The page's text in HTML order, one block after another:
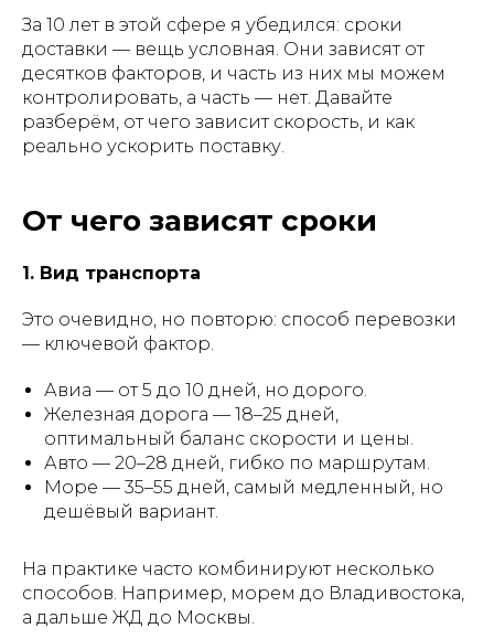
За 10 лет в этой сфере я убедился: сроки
доставки — вещь условная. Они зависят от
десятков факторов, и часть из них мы можем
контролировать, а часть — нет. Давайте
разберём, от чего зависит скорость, и как
реально ускорить поставку.
От чего зависят сроки
1. Вид транспорта
Это очевидно, но повторю: способ перевозки
— ключевой фактор.
Авиа — от 5 до 10 дней, но дорого.
Железная дорога — 18–25 дней,
оптимальный баланс скорости и цены.
Авто — 20–28 дней, гибко по маршрутам.
Море — 35–55 дней, самый медленный, но
дешёвый вариант.
На практике часто комбинируют несколько
способов. Например, морем до Владивостока,
а дальше ЖД до Москвы.